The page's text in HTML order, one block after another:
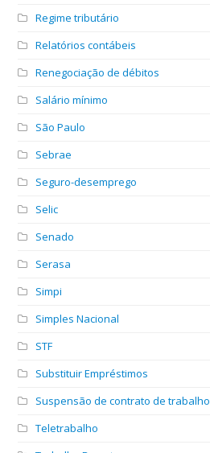
Regime tributário
Relatórios contábeis
Renegociação de débitos
Salário mínimo
São Paulo
Sebrae
Seguro-desemprego
Selic
Senado
Serasa
Simpi
Simples Nacional
STF
Substituir Empréstimos
Suspensão de contrato de trabalho
Teletrabalho